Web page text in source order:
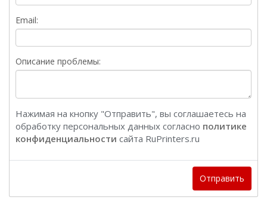
Email:
Описание проблемы:
Нажимая на кнопку "Отправить", вы соглашаетесь на
обработку персональных данных согласно политике
конфиденциальности сайта RuPrinters.ru
Отправить